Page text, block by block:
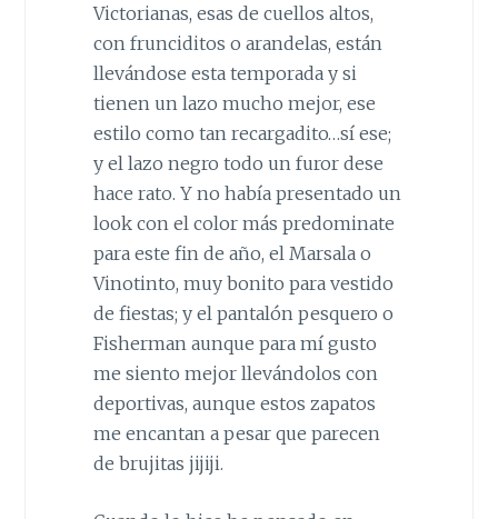
Victorianas, esas de cuellos altos,
con frunciditos o arandelas, están
llevándose esta temporada y si
tienen un lazo mucho mejor, ese
estilo como tan recargadito…sí ese;
y el lazo negro todo un furor dese
hace rato. Y no había presentado un
look con el color más predominate
para este fin de año, el Marsala o
Vinotinto, muy bonito para vestido
de fiestas; y el pantalón pesquero o
Fisherman aunque para mí gusto
me siento mejor llevándolos con
deportivas, aunque estos zapatos
me encantan a pesar que parecen
de brujitas jijiji.